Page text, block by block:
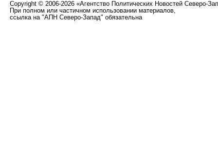
Copyright © 2006-2026 «Агентство Политических Новостей Северо-
При полном или частичном использовании материалов,
ссылка на "АПН Северо-Запад" обязательна